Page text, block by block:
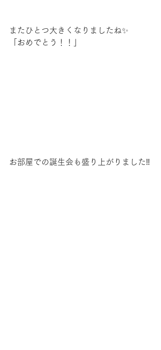
またひとつ大きくなりましたね✨
「おめでとう！！」
お部屋での誕生会も盛り上がりました‼️